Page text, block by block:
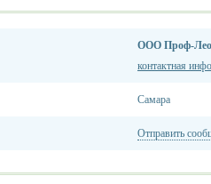
ООО Проф-
контактная
Самара
Отправить